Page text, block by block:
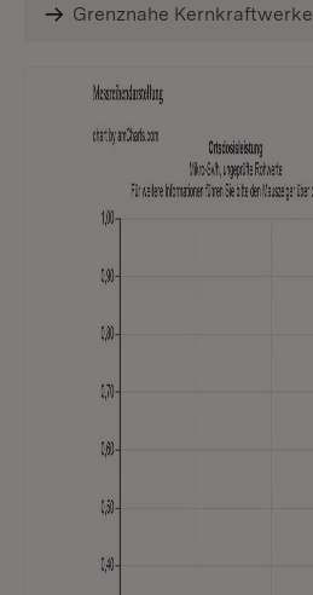
Grenznahe Kernkraftwerke